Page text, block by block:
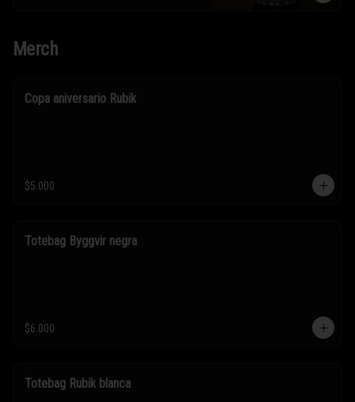
Merch
Copa aniversario Rubik
$5.000
Totebag Byggvir negra
$6.000
Totebag Rubik blanca